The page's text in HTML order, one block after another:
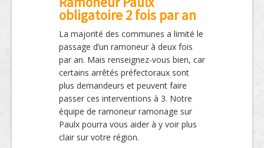
obligatoire 2 fois par an
La majorité des communes a limité le
passage d’un ramoneur à deux fois
par an. Mais renseignez-vous bien, car
certains arrêtés préfectoraux sont
plus demandeurs et peuvent faire
passer ces interventions à 3. Notre
équipe de ramoneur ramonage sur
Paulx pourra vous aider à y voir plus
clair sur votre région.